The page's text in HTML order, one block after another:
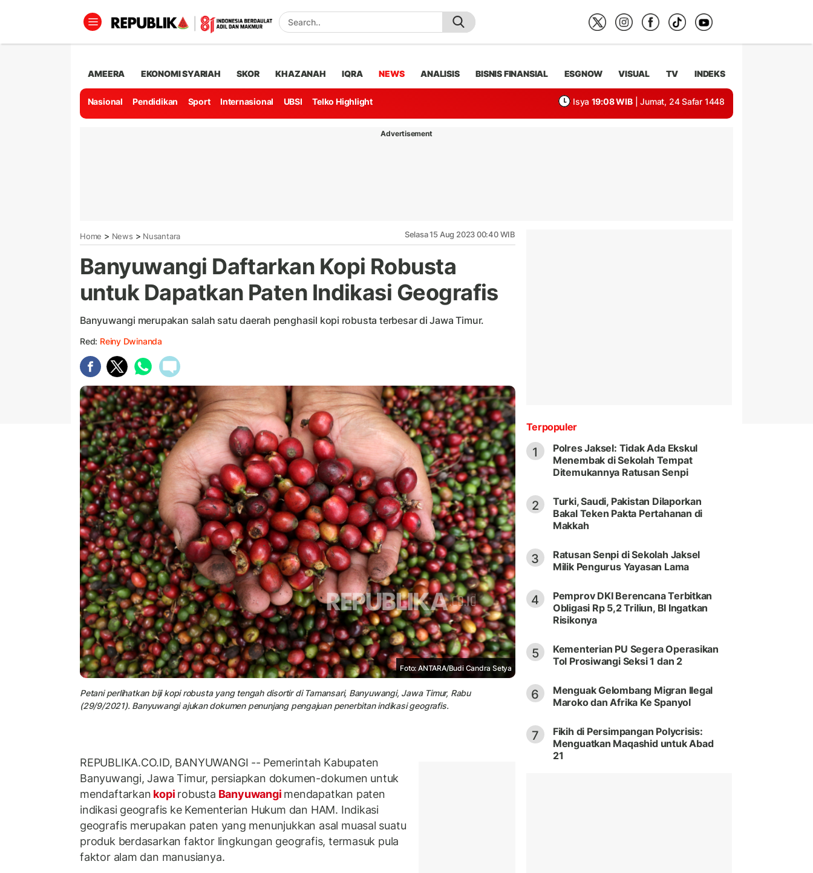
AMEERA EKONOMI SYARIAH SKOR KHAZANAH IQRA NEWS ANALISIS BISNIS FINANSIAL ESGNOW VISUAL TV INDEKS
Nasional Pendidikan Sport Internasional UBSI Telko Highlight Isya 19:08 WIB | Jumat, 24 Safar 1448
Advertisement
Home > News > Nusantara Selasa 15 Aug 2023 00:40 WIB
Banyuwangi Daftarkan Kopi Robusta
untuk Dapatkan Paten Indikasi Geografis
Banyuwangi merupakan salah satu daerah penghasil kopi robusta terbesar di Jawa Timur.
Red: Reiny Dwinanda
Foto: ANTARA/Budi Candra Setya
Petani perlihatkan biji kopi robusta yang tengah disortir di Tamansari, Banyuwangi, Jawa Timur, Rabu
(29/9/2021). Banyuwangi ajukan dokumen penunjang pengajuan penerbitan indikasi geografis.
REPUBLIKA.CO.ID, BANYUWANGI -- Pemerintah Kabupaten
Banyuwangi, Jawa Timur, persiapkan dokumen-dokumen untuk
mendaftarkan kopi robusta Banyuwangi mendapatkan paten
indikasi geografis ke Kementerian Hukum dan HAM. Indikasi
geografis merupakan paten yang menunjukkan asal muasal suatu
produk berdasarkan faktor lingkungan geografis, termasuk pula
faktor alam dan manusianya.
Terpopuler
1
Polres Jaksel: Tidak Ada Ekskul
Menembak di Sekolah Tempat
Ditemukannya Ratusan Senpi
2
Turki, Saudi, Pakistan Dilaporkan
Bakal Teken Pakta Pertahanan di
Makkah
3
Ratusan Senpi di Sekolah Jaksel
Milik Pengurus Yayasan Lama
4
Pemprov DKI Berencana Terbitkan
Obligasi Rp 5,2 Triliun, BI Ingatkan
Risikonya
5
Kementerian PU Segera Operasikan
Tol Prosiwangi Seksi 1 dan 2
6
Menguak Gelombang Migran Ilegal
Maroko dan Afrika Ke Spanyol
7
Fikih di Persimpangan Polycrisis:
Menguatkan Maqashid untuk Abad
21